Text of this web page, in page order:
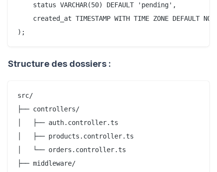
    status VARCHAR(50) DEFAULT 'pending',
created_at TIMESTAMP WITH TIME ZONE DEFAULT
Structure des dossiers :
src/
├── controllers/
│   ├── auth.controller.ts
│   ├── products.controller.ts
│   └── orders.controller.ts
├── middleware/